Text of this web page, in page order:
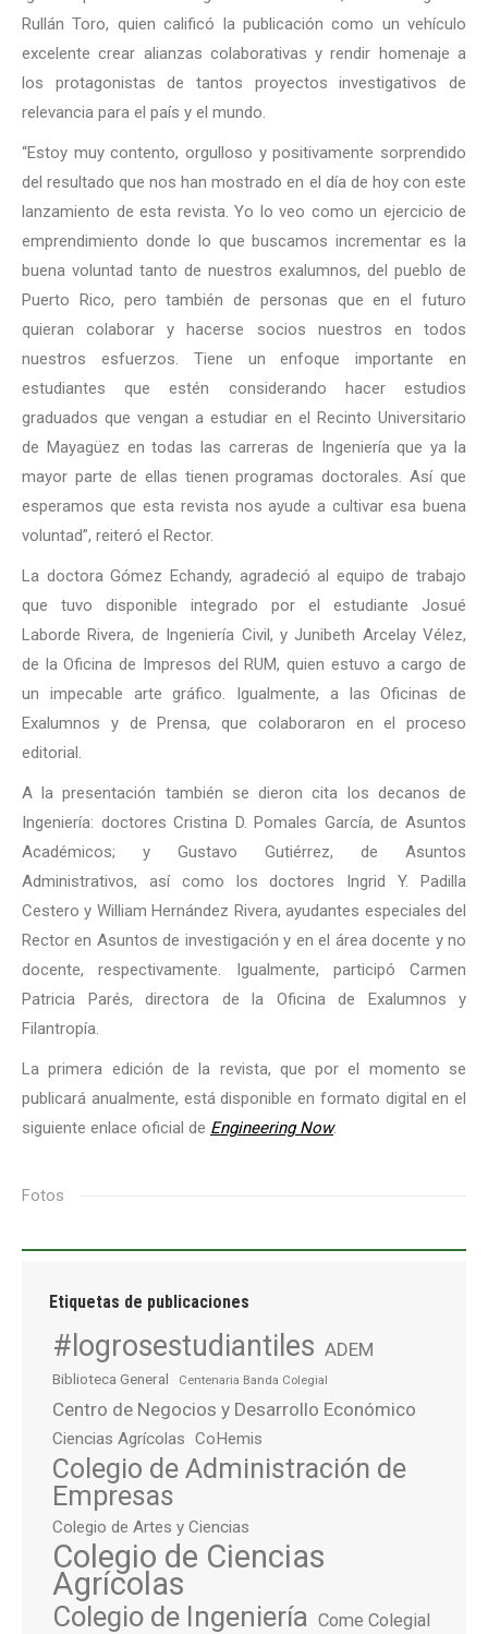
Rullán Toro, quien calificó la publicación como un vehículo
excelente crear alianzas colaborativas y rendir homenaje a
los protagonistas de tantos proyectos investigativos de
relevancia para el país y el mundo.
“Estoy muy contento, orgulloso y positivamente sorprendido
del resultado que nos han mostrado en el día de hoy con este
lanzamiento de esta revista. Yo lo veo como un ejercicio de
emprendimiento donde lo que buscamos incrementar es la
buena voluntad tanto de nuestros exalumnos, del pueblo de
Puerto Rico, pero también de personas que en el futuro
quieran colaborar y hacerse socios nuestros en todos
nuestros esfuerzos. Tiene un enfoque importante en
estudiantes que estén considerando hacer estudios
graduados que vengan a estudiar en el Recinto Universitario
de Mayagüez en todas las carreras de Ingeniería que ya la
mayor parte de ellas tienen programas doctorales. Así que
esperamos que esta revista nos ayude a cultivar esa buena
voluntad”, reiteró el Rector.
La doctora Gómez Echandy, agradeció al equipo de trabajo
que tuvo disponible integrado por el estudiante Josué
Laborde Rivera, de Ingeniería Civil, y Junibeth Arcelay Vélez,
de la Oficina de Impresos del RUM, quien estuvo a cargo de
un impecable arte gráfico. Igualmente, a las Oficinas de
Exalumnos y de Prensa, que colaboraron en el proceso
editorial.
A la presentación también se dieron cita los decanos de
Ingeniería: doctores Cristina D. Pomales García, de Asuntos
Académicos; y Gustavo Gutiérrez, de Asuntos
Administrativos, así como los doctores Ingrid Y. Padilla
Cestero y William Hernández Rivera, ayudantes especiales del
Rector en Asuntos de investigación y en el área docente y no
docente, respectivamente. Igualmente, participó Carmen
Patricia Parés, directora de la Oficina de Exalumnos y
Filantropía.
La primera edición de la revista, que por el momento se
publicará anualmente, está disponible en formato digital en el
siguiente enlace oficial de Engineering Now.
Fotos
Etiquetas de publicaciones
#logrosestudiantiles ADEM
Biblioteca General Centenaria Banda Colegial
Centro de Negocios y Desarrollo Económico
Ciencias Agrícolas CoHemis
Colegio de Administración de
Empresas
Colegio de Artes y Ciencias
Colegio de Ciencias
Agrícolas
Colegio de Ingeniería Come Colegial